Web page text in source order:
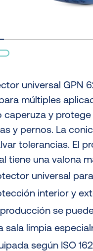
universal GPN
múltiples
caperuza y protege
y pernos. La
tolerancias. El
tiene una valona
universal
interior y
se
sala limpia
según ISO